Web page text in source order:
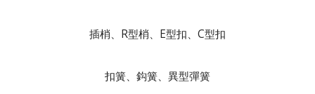
插梢、R型梢、E型扣、C型扣
扣簧、鈎簧、異型彈簧